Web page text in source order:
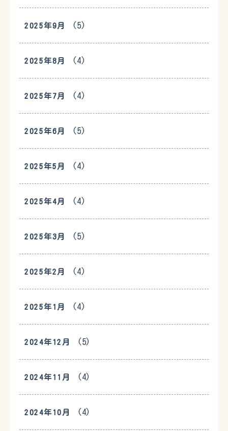
2025年9月 (5)
2025年8月 (4)
2025年7月 (4)
2025年6月 (5)
2025年5月 (4)
2025年4月 (4)
2025年3月 (5)
2025年2月 (4)
2025年1月 (4)
2024年12月 (5)
2024年11月 (4)
2024年10月 (4)